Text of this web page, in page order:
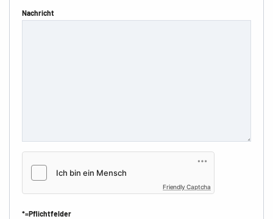
Nachricht
Friendly Captcha
*=Pflichtfelder